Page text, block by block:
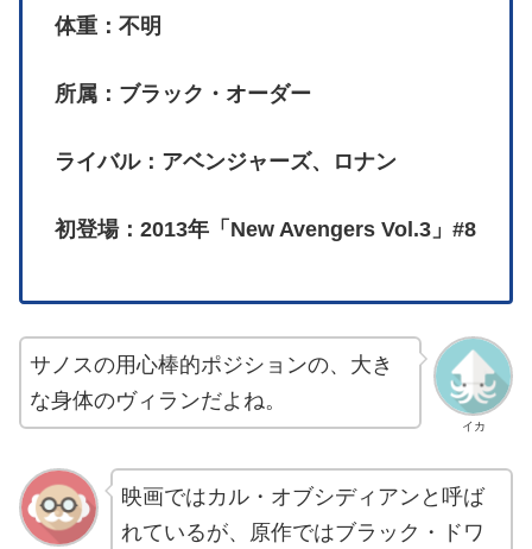
体重：不明
所属：ブラック・オーダー
ライバル：アベンジャーズ、ロナン
初登場：2013年「New Avengers Vol.3」#8
イカ
サノスの用心棒的ポジションの、大き
な身体のヴィランだよね。
映画ではカル・オブシディアンと呼ば
れているが、原作ではブラック・ドワ